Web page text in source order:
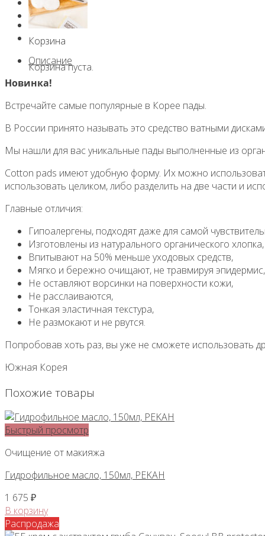
0
Корзина
Корзина пуста.
Описание
Новинка!
Встречайте самые популярные в Корее пады.
В России принято называть это средство ватными
Мы нашли для вас уникальные пады выполненные из
Cotton pads имеют удобную форму. Их можно
использовать целиком, либо разделить на две части и
Главные отличия:
Гипоалергены, подходят даже для самой
Изготовлены из натурального органического хлопка,
Впитывают на 50% меньше уходовых средств,
Мягко и бережно очищают, не травмируя эпидермис,
Не оставляют ворсинки на поверхности кожи,
Не расслаиваются,
Тонкая эластичная текстура,
Не размокают и не рвутся.
Попробовав хоть раз, вы уже не сможете использовать
Южная Корея
Похожие товары
Быстрый просмотр
Очищение от макияжа
Гидрофильное масло, 150мл, PEKAH
1 675 ₽
В корзину
Распродажа